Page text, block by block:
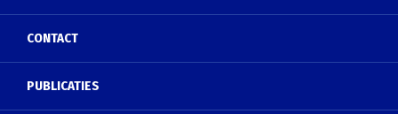
CONTACT
PUBLICATIES